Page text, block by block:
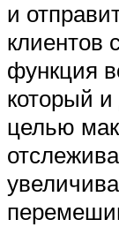
и
клиентов
функция
который
целью